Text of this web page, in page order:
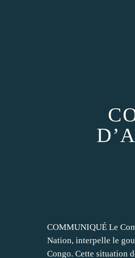
COMMUNIQUÉ Le
Nation, interpelle le
Congo. Cette situation